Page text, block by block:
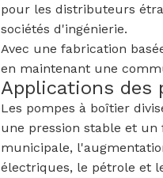
pour les distributeurs
sociétés d'ingénierie.
Avec une fabrication
en maintenant une
Applications des
Les pompes à boîtier
une pression stable et un
municipale,
électriques, le pétrole et